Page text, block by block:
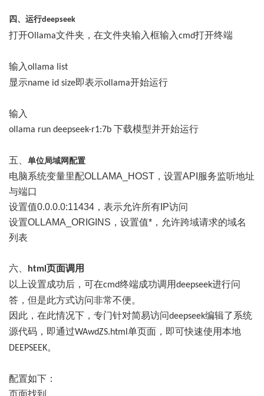
四、运行deepseek
打开Ollama文件夹，在文件夹输入框输入cmd打开终端
输入ollama list
显示name id size即表示ollama开始运行
输入
ollama run deepseek-r1:7b 下载模型并开始运行
五、 单位局域网配置
电脑系统变量里配OLLAMA_HOST， 设置API 服务监听地址
与端口
设置值0.0.0.0:11434， 表示允许所有 IP访问
设置OLLAMA_ORIGINS，设置值*， 允许跨域请求的域名
列表
六、 html 页面调用
以上设置成功后，可在cmd终端成功调用deepseek进行问
答，但是此方式访问非常不便。
因此，在此情况下，专门针对简易访问deepseek编辑了系统
源代码，即通过WAwdZS.html 单页面，即可快速使用本地
DEEPSEEK。
配置如下：
页面找到